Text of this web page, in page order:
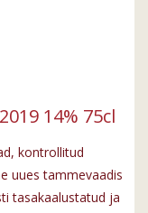
14% 75cl
kontrollitud
uues tammevaadis
tasakaalustatud ja